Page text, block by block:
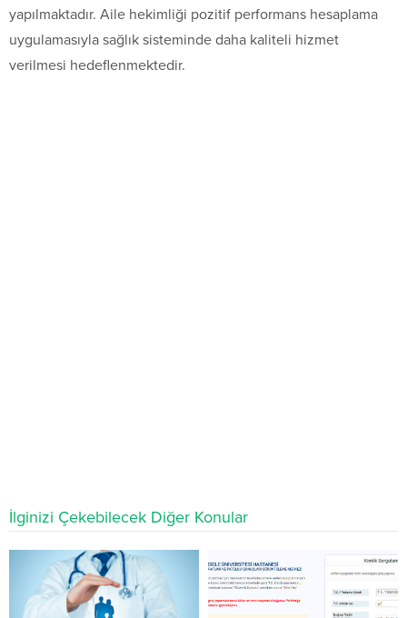
yapılmaktadır. Aile hekimliği pozitif performans hesaplama
uygulamasıyla sağlık sisteminde daha kaliteli hizmet
verilmesi hedeflenmektedir.
İlginizi Çekebilecek Diğer Konular